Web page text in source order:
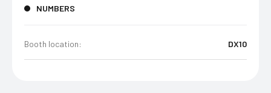
NUMBERS
Booth location: DX10